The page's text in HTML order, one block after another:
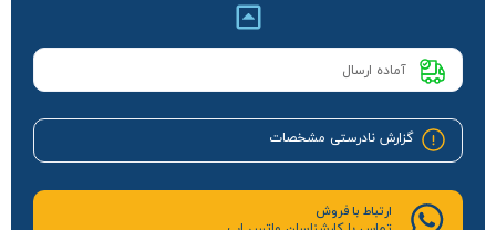
آماده ارسال
گزارش نادرستی مشخصات
ارتباط با فروش